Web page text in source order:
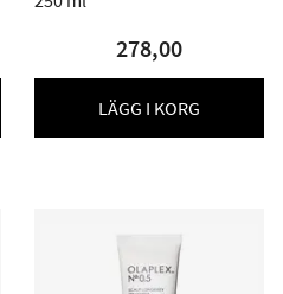
278,00
LÄGG I KORG